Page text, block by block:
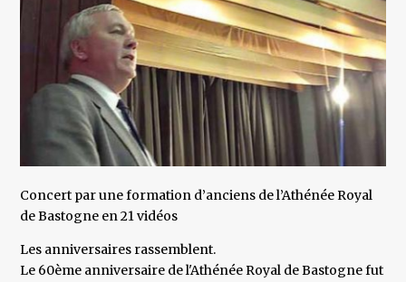
Concert par une formation d’anciens de l’Athénée Royal
de Bastogne en 21 vidéos
Les anniversaires rassemblent.
Le 60ème anniversaire de l'Athénée Royal de Bastogne fut